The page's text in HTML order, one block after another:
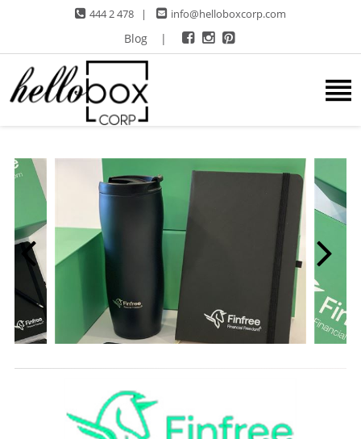
444 2 478 | info@helloboxcorp.com
Blog |